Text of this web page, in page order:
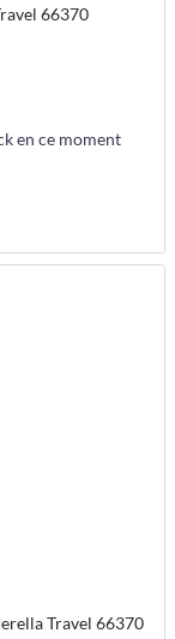
66370
en ce moment
Travel 66370